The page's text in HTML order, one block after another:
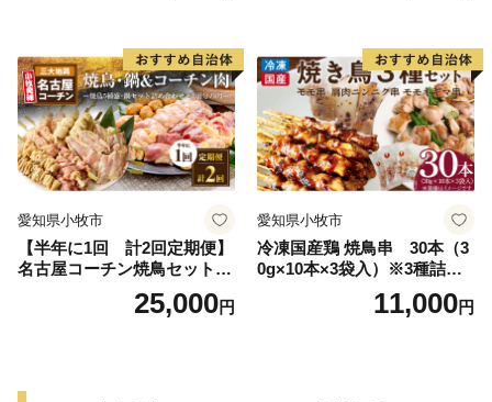
便利 レンジ 自然解凍 弁当 お
かず 惣菜 食品 おつまみ グル
メ お取り寄せ 小牧市 送料無
料
愛知県小牧市
【半年に1回 計2回定期便】
名古屋コーチン焼鳥セット・
名古屋コーチン鍋&名古屋コ
ーチン1羽分セット25,000円
愛知県小牧市
冷凍国産鶏 焼鳥串 30本（3
0g×10本×3袋入）※3種詰め
合わせ 焼き鳥 おつまみ バー
ベキュー 小分け 国産 鶏肉 焼
11,000円